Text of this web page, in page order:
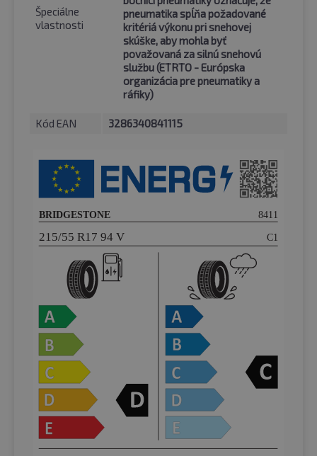
Špeciálne
vlastnosti
pneumatika spĺňa požadované
kritériá výkonu pri snehovej
skúške, aby mohla byť
považovaná za silnú snehovú
službu (ETRTO - Európska
organizácia pre pneumatiky a
ráfiky)
Kód EAN 3286340841115